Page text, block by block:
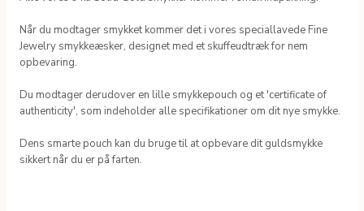
Når du modtager smykket kommer det i vores speciallavede Fine
Jewelry smykkeæsker, designet med et skuffeudtræk for nem
opbevaring.
Du modtager derudover en lille smykkepouch og et 'certificate of
authenticity', som indeholder alle specifikationer om dit nye smykke.
Dens smarte pouch kan du bruge til at opbevare dit guldsmykke
sikkert når du er på farten.